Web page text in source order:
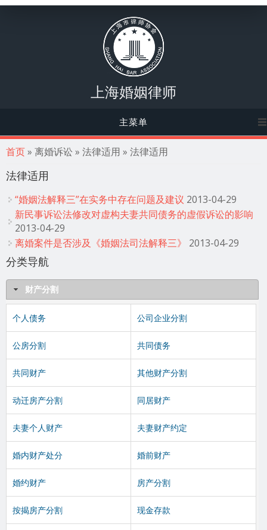
上海婚姻律师
主菜单
你在这里
首页» 离婚诉讼 » 法律适用 » 法律适用
法律适用
“婚姻法解释三”在实务中存在问题及建议 2013-04-29
新民事诉讼法修改对虚构夫妻共同债务的虚假诉讼的影响
2013-04-29
离婚案件是否涉及《婚姻法司法解释三》
2013-04-29
分类导航
财产分割
个人债务 公司企业分割
公房分割 共同债务
共同财产 其他财产分割
动迁房产分割 同居财产
夫妻个人财产 夫妻财产约定
婚内财产处分 婚前财产
婚约财产 房产分割
按揭房产分割 现金存款